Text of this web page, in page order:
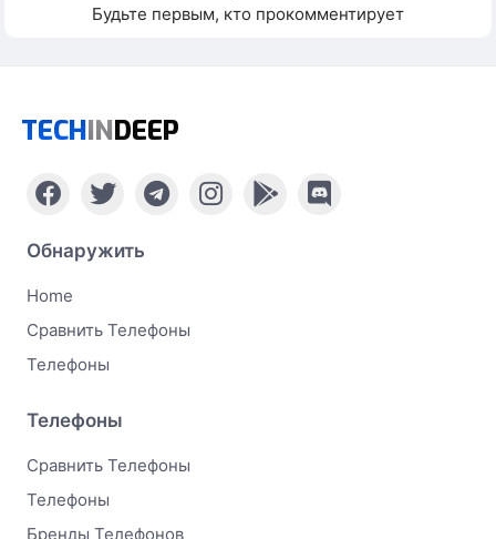
Будьте первым, кто прокомментирует
TECHINDEEP
Обнаружить
Home
Сравнить Телефоны
Телефоны
Телефоны
Сравнить Телефоны
Телефоны
Бренды Телефонов